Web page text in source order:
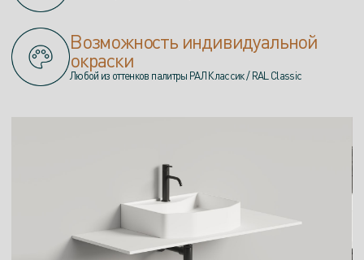
Возможность индивидуальной
окраски
Любой из оттенков палитры РАЛ Классик / RAL Classic